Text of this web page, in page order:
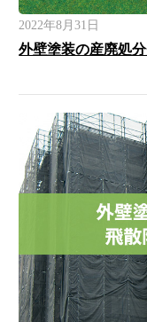
2022年8月31日
外壁塗装の産廃処